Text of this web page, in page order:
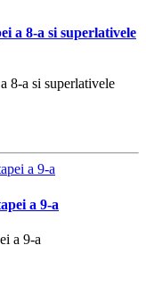
a 8-a si superlativele
8-a si superlativele
a 9-a
a 9-a